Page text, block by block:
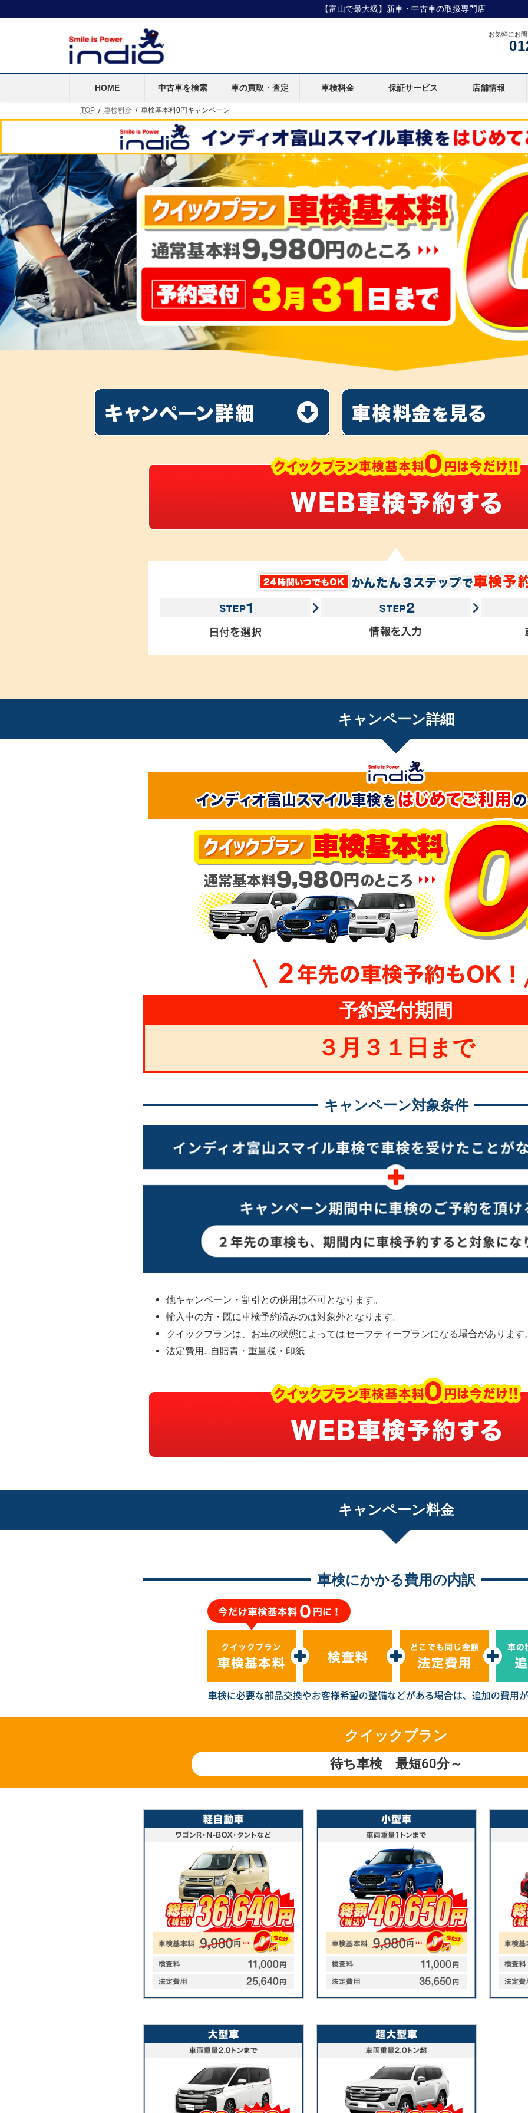
【富山で最大級】新車・中古車の取扱専門店
お気軽にお
HOME 中古車を検索 車の買取・査定 車検料金 保証サービス 店舗情報
TOP 車検料金 車検基本料0円キャンペーン
キャンペーン詳細
予約受付期間
３月３１日まで
キャンペーン対象条件
他キャンペーン・割引との併用は不可となります。
輸入車の方・既に車検予約済みのは対象外となります。
クイックプランは、お車の状態によってはセーフティープランになる場合があります
法定費用…自賠責・重量税・印紙
キャンペーン料金
車検にかかる費用の内訳
クイックプラン
待ち車検 最短60分～